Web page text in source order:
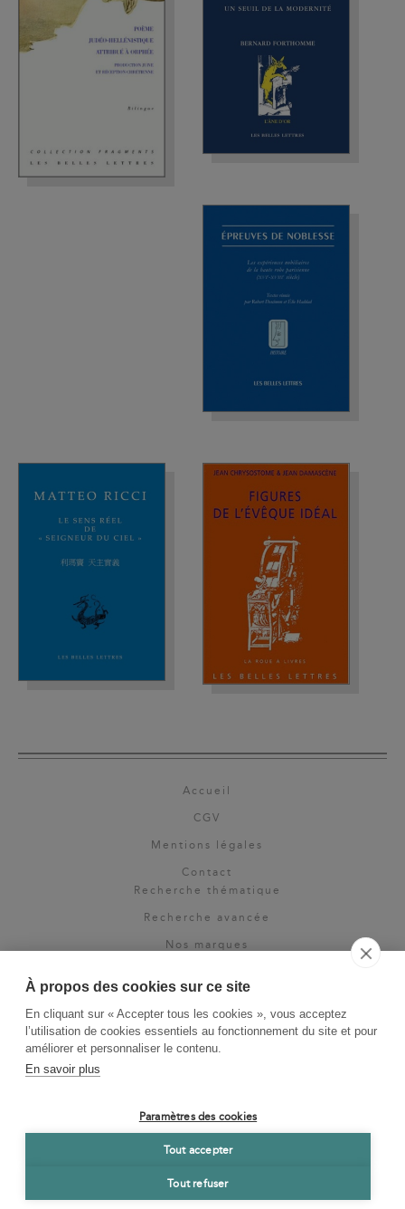
À propos des cookies sur ce site
En cliquant sur « Accepter tous les cookies », vous acceptez
l’utilisation de cookies essentiels au fonctionnement du site et pour
améliorer et personnaliser le contenu.
En savoir plus
Paramètres des cookies
Tout accepter
Tout refuser
Accueil
CGV
Mentions légales
Contact
Recherche thématique
Recherche avancée
Nos marques
Espace pro
Newsletter
La Vie des Classiques